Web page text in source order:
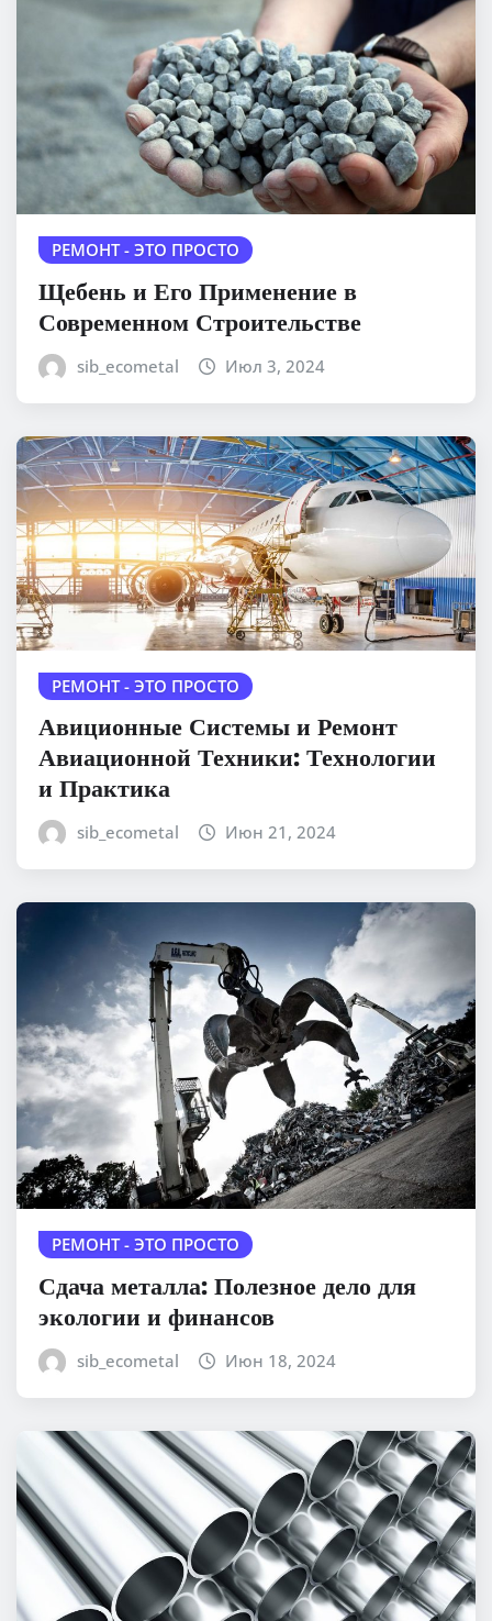
РЕМОНТ - ЭТО ПРОСТО
Щебень и Его Применение в
Современном Строительстве
sib_ecometal Июл 3, 2024
РЕМОНТ - ЭТО ПРОСТО
Авиционные Системы и Ремонт
Авиационной Техники: Технологии
и Практика
sib_ecometal Июн 21, 2024
РЕМОНТ - ЭТО ПРОСТО
Сдача металла: Полезное дело для
экологии и финансов
sib_ecometal Июн 18, 2024